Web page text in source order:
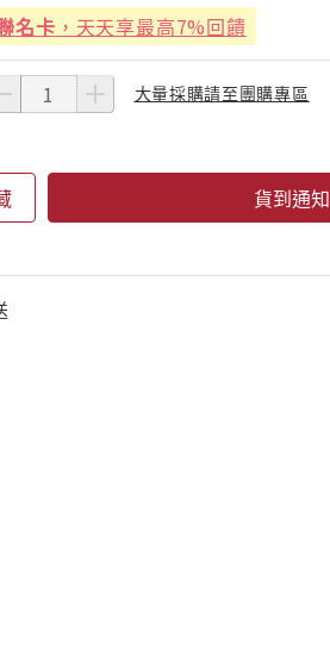
名卡 ，天天享最高7%回饋
大量採購請至團購專區
貨到通知